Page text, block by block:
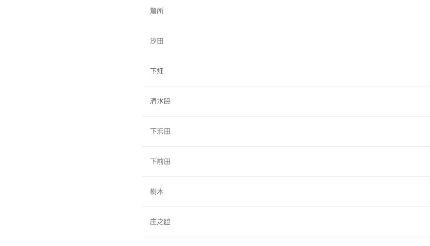
鷺所
汐田
下畑
清水脇
下浜田
下前田
樹木
庄之脇